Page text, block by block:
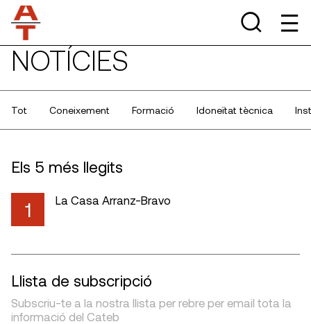
NOTÍCIES
Tot Coneixement Formació Idoneïtat tècnica
Els 5 més llegits
1 La Casa Arranz-Bravo
Llista de subscripció
Subscriu-te a la nostra llista per rebre per email tota la
informació del Cateb